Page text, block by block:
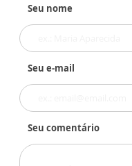
Seu nome
Seu e-mail
Seu comentário